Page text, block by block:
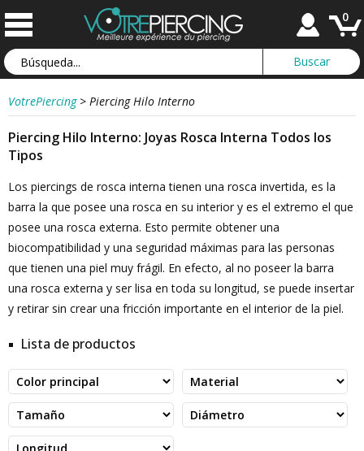
0
VotrePiercing > Piercing Hilo Interno
Piercing Hilo Interno: Joyas Rosca Interna Todos los
Tipos
Los piercings de rosca interna tienen una rosca invertida, es la
barra la que posee una rosca en su interior y es el extremo el que
posee una rosca externa. Esto permite obtener una
biocompatibilidad y una seguridad máximas para las personas
que tienen una piel muy frágil. En efecto, al no poseer la barra
una rosca externa y ser lisa en toda su longitud, se puede insertar
y retirar sin crear una fricción importante en el interior de la piel.
Lista de productos